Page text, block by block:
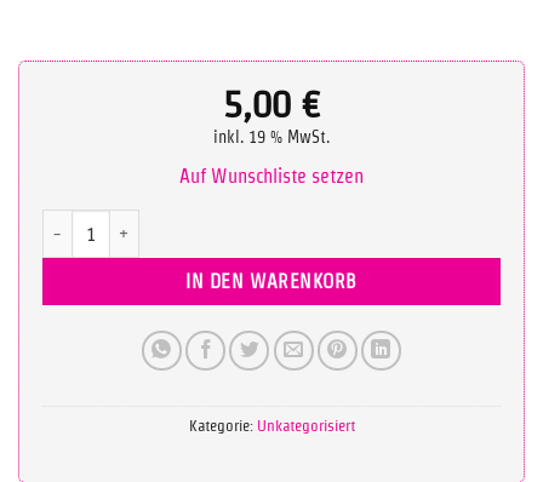
5,00 €
inkl. 19 % MwSt.
Auf Wunschliste setzen
IN DEN WARENKORB
Kategorie: Unkategorisiert